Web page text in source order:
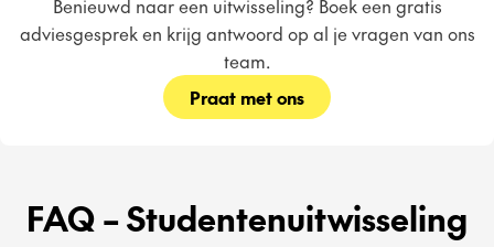
Benieuwd naar een uitwisseling? Boek een gratis
adviesgesprek en krijg antwoord op al je vragen van ons
team.
Praat met ons
FAQ – Studentenuitwisseling